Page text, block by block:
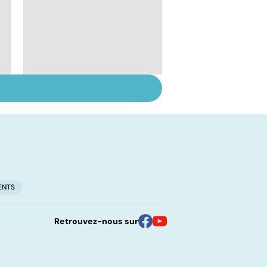
l'ovulation : de la
Retrouvez-nous sur